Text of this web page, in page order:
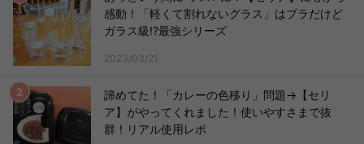
感動！「軽くて割れないグラス」はプラだけど
ガラス級!?最強シリーズ
2023/03/21
諦めてた！「カレーの色移り」問題→【セリ
ア】がやってくれました！使いやすさまで抜
群！リアル使用レポ